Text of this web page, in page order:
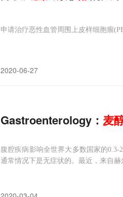
申请治疗恶性血管周围上皮样细胞瘤
2020-06-27
Gastroenterology： 麦
腹腔疾病影响全世界大多数国家的
通常情况下是无症状的。最近，来自赫